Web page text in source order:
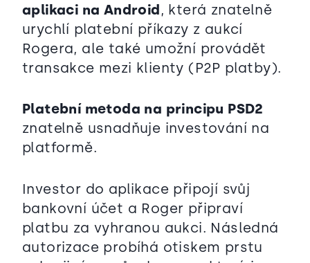
aplikaci na Android, která znatelně
urychlí platební příkazy z aukcí
Rogera, ale také umožní provádět
transakce mezi klienty (P2P platby).
Platební metoda na principu PSD2
znatelně usnadňuje investování na
platformě.
Investor do aplikace připojí svůj
bankovní účet a Roger připraví
platbu za vyhranou aukci. Následná
autorizace probíhá otiskem prstu